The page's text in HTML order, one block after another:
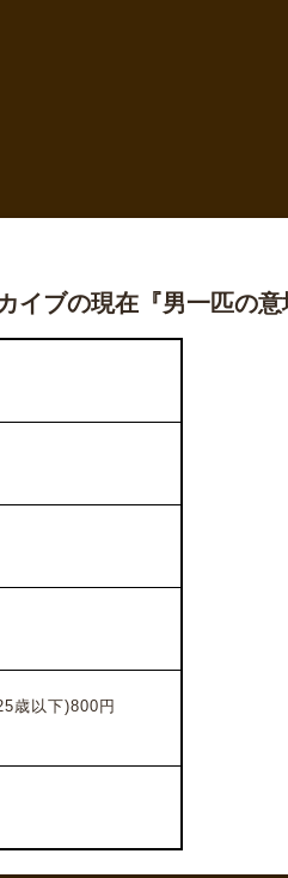
ブの現在『男一匹の意
歳以下)800円